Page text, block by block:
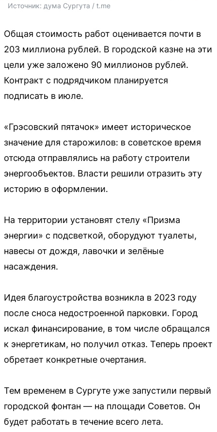
Источник: дума Сургута / t.me
Общая стоимость работ оценивается почти в
203 миллиона рублей. В городской казне на эти
цели уже заложено 90 миллионов рублей.
Контракт с подрядчиком планируется
подписать в июле.
«Грэсовский пятачок» имеет историческое
значение для старожилов: в советское время
отсюда отправлялись на работу строители
энергообъектов. Власти решили отразить эту
историю в оформлении.
На территории установят стелу «Призма
энергии» с подсветкой, оборудуют туалеты,
навесы от дождя, лавочки и зелёные
насаждения.
Идея благоустройства возникла в 2023 году
после сноса недостроенной парковки. Город
искал финансирование, в том числе обращался
к энергетикам, но получил отказ. Теперь проект
обретает конкретные очертания.
Тем временем в Сургуте уже запустили первый
городской фонтан — на площади Советов. Он
будет работать в течение всего лета.